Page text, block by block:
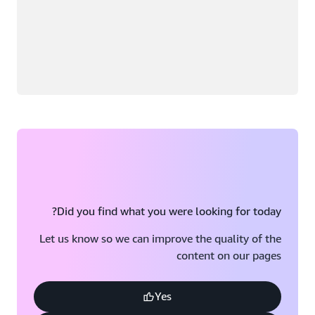
Did you find what you were looking for today?
Let us know so we can improve the quality of the
content on our pages
Yes